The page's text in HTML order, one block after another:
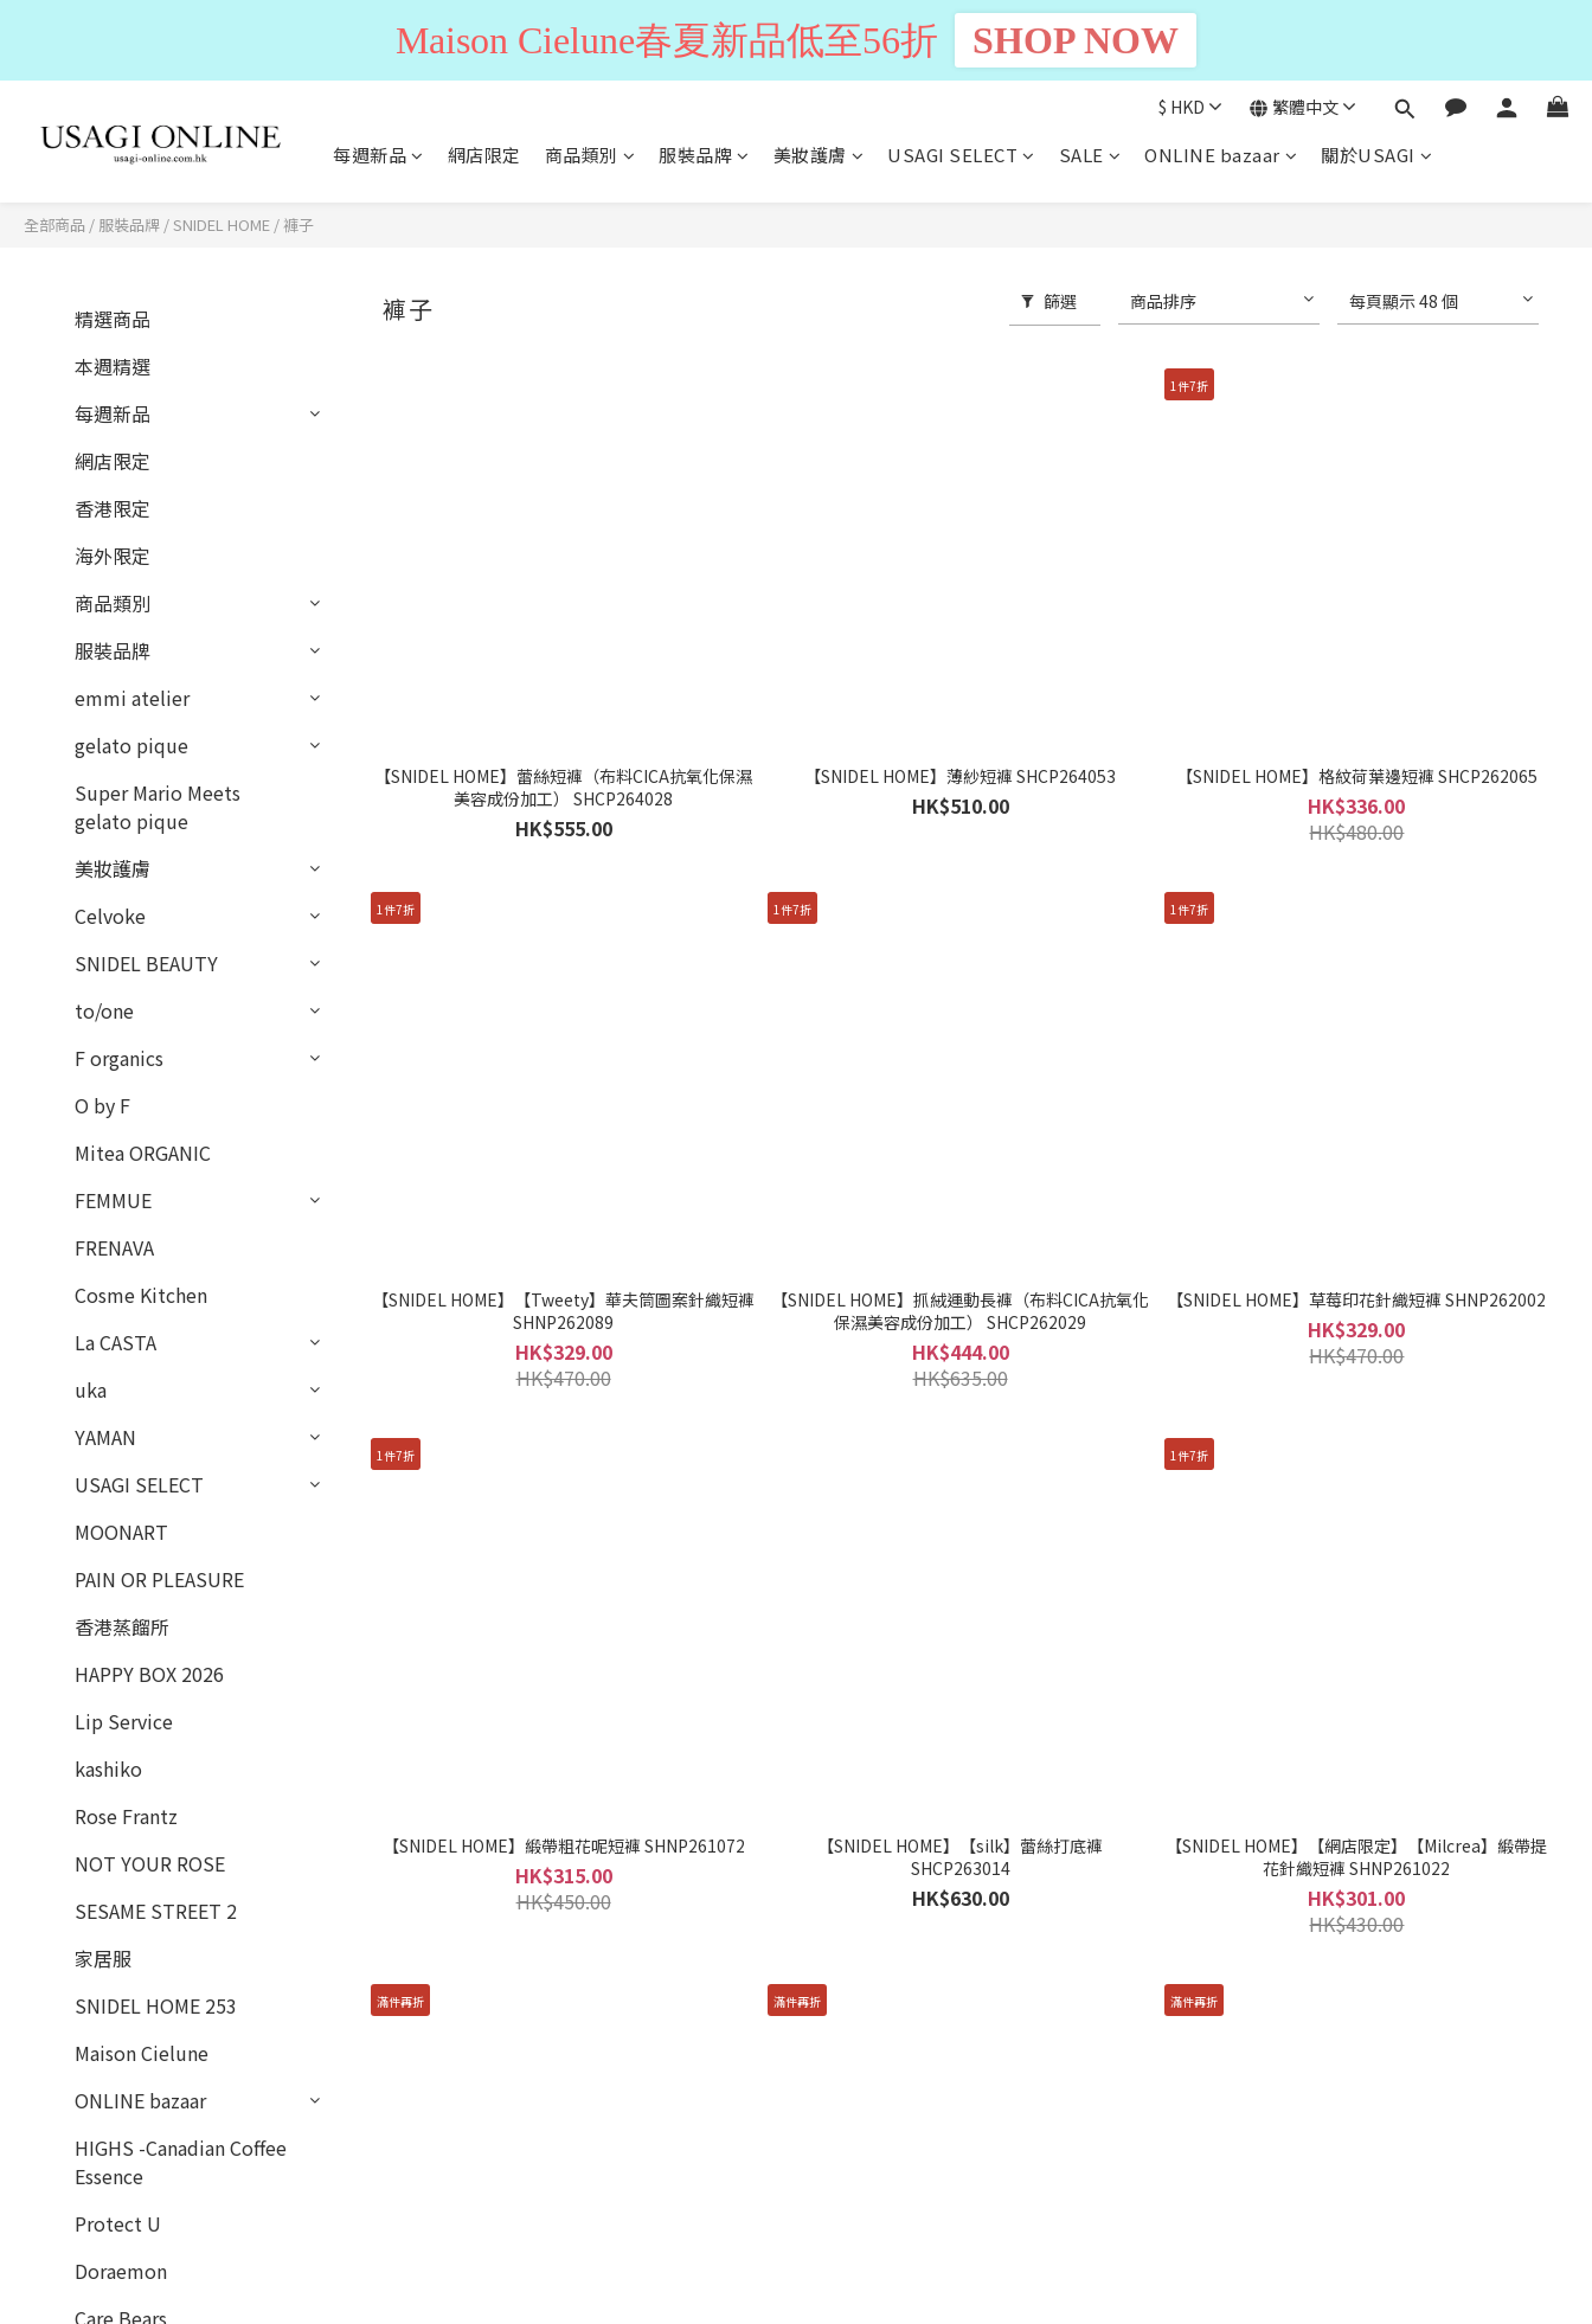
每週新品 網店限定 商品類別 服裝品牌 美妝護膚 USAGI SELECT SALE ONLINE bazaar 關於USAGI
$ HKD 繁體中文
全部商品 / 服裝品牌 /SNIDEL HOME /褲子
精選商品
本週精選
每週新品
網店限定
香港限定
海外限定
商品類別
服裝品牌
emmi atelier
gelato pique
Super Mario Meets
gelato pique
美妝護膚
Celvoke
SNIDEL BEAUTY
to/one
F organics
O by F
Mitea ORGANIC
FEMMUE
FRENAVA
Cosme Kitchen
La CASTA
uka
YAMAN
USAGI SELECT
MOONART
PAIN OR PLEASURE
香港蒸餾所
HAPPY BOX 2026
Lip Service
kashiko
Rose Frantz
NOT YOUR ROSE
SESAME STREET 2
家居服
SNIDEL HOME 253
Maison Cielune
ONLINE bazaar
HIGHS -Canadian Coffee
Essence
Protect U
Doraemon
Care Bears
褲子 篩選 商品排序 每頁顯示 48 個
【SNIDEL HOME】蕾絲短褲（布料CICA抗氧化保濕
美容成份加工） SHCP264028
HK$555.00
【SNIDEL HOME】薄紗短褲 SHCP264053
HK$510.00
1件7折
【SNIDEL HOME】格紋荷葉邊短褲 SHCP262065
HK$336.00
HK$480.00
1件7折
【SNIDEL HOME】【Tweety】華夫筒圖案針織短褲
SHNP262089
HK$329.00
HK$470.00
1件7折
【SNIDEL HOME】抓絨運動長褲（布料CICA抗氧化
保濕美容成份加工） SHCP262029
HK$444.00
HK$635.00
1件7折
【SNIDEL HOME】草莓印花針織短褲 SHNP262002
HK$329.00
HK$470.00
1件7折
【SNIDEL HOME】緞帶粗花呢短褲 SHNP261072
HK$315.00
HK$450.00
【SNIDEL HOME】【silk】蕾絲打底褲
SHCP263014
HK$630.00
1件7折
【SNIDEL HOME】【網店限定】【Milcrea】緞帶提
花針織短褲 SHNP261022
HK$301.00
HK$430.00
滿件再折 滿件再折 滿件再折
Maison Cielune春夏新品低至56折 SHOP NOW